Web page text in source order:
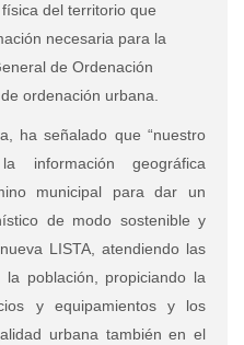
del territorio que
necesaria para la
de Ordenación
ordenación urbana.
ha señalado que “nuestro
información geográfica
municipal para dar un
de modo sostenible y
LISTA, atendiendo las
población, propiciando la
y equipamientos y los
urbana también en el